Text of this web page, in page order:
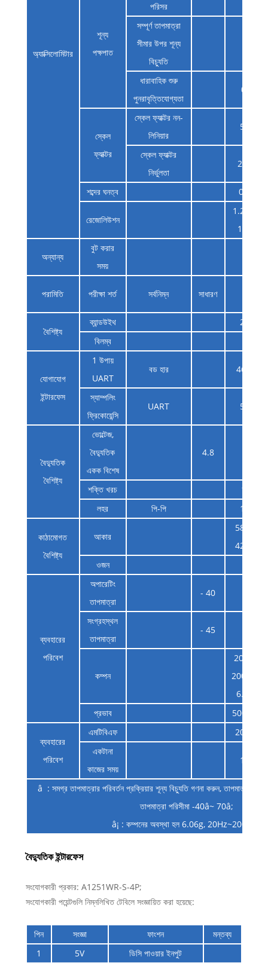
অ্যাক্সিলোমিটার
শূন্য
পক্ষপাত
পরিসর
সম্পূর্ণ তাপমাত্রা
সীমার উপর শূন্য
বিচ্যুতি
ধারাবাহিক শুরু
পুনরাবৃত্তিযোগ্যতা
0.5
স্কেল
ফ্যাক্টর
স্কেল ফ্যাক্টর নন-
লিনিয়ার
500
স্কেল ফ্যাক্টর
নির্ভুলতা
2000
শব্দের ঘনত্ব 0.05
রেজোলিউশন
1.221 x
10â8
অন্যান্য
বুট করার
সময়
পরামিতি পরীক্ষা শর্ত সর্বনিম্ন সাধারণ
বৈশিষ্ট্য
ব্যান্ডউইথ
200
বিলম্ব
যোগাযোগ
ইন্টারফেস
1 উপায়
UART
বড হার 460.8
স্যাম্পলিং
ফ্রিকোয়েন্সি
UART 500
বৈদ্যুতিক
বৈশিষ্ট্য
ভোল্টেজ,
বৈদ্যুতিক
একক বিশেষ
4.8
শক্তি খরচ
1.5
লহর
পি-পি 100
কাঠামোগত
বৈশিষ্ট্য
আকার
58.7 x
42 x 8
ওজন
ব্যবহারের
পরিবেশ
অপারেটিং
তাপমাত্রা
- 40
সংগ্রহস্থল
তাপমাত্রা
- 45
কম্পন
20 থেকে
2000Hz,
6.06g
প্রভাব
500 গ্রাম
ব্যবহারের
পরিবেশ
এমটিবিএফ
20000
একটানা
কাজের সময়
120
â : সমগ্র তাপমাত্রার পরিবর্তন প্রক্রিয়ার শূন্য বিচ্যুতি গণনা করুন, তাপমাত্রার
তাপমাত্রা পরিসীমা -40â~ 70â;
â¡ : কম্পনের অবস্থা হল 6.06g, 20Hz~2000Hz
বৈদ্যুতিক ইন্টারফেস
সংযোগকারী প্রকার: A1251WR-S-4P;
সংযোগকারী পয়েন্টগুলি নিম্নলিখিত টেবিলে সংজ্ঞায়িত করা হয়েছে:
পিন সংজ্ঞা ফাংশন
মন্তব্য
1
5V ডিসি পাওয়ার ইনপুট